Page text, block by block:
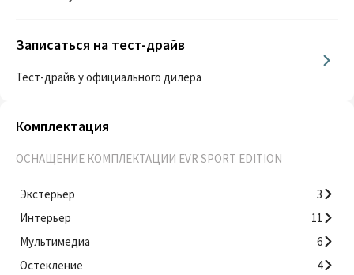
Записаться на тест-драйв
Тест-драйв у официального дилера
Комплектация
ОСНАЩЕНИЕ КОМПЛЕКТАЦИИ EVR SPORT EDITION
Экстерьер
3
Интерьер
11
Мультимедиа
6
Остекление
4